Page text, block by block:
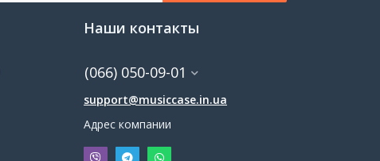
Наши контакты
(066) 050-09-01
support@musiccase.in.ua
Адрес компании